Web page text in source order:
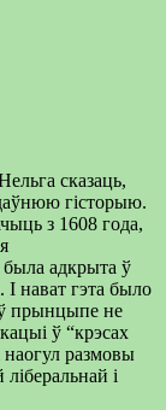
сказаць,
гісторыю.
з 1608 года,
была адкрыта ў
нават гэта было
ў прынцыпе не
ў “крэсах
наогул размовы
і